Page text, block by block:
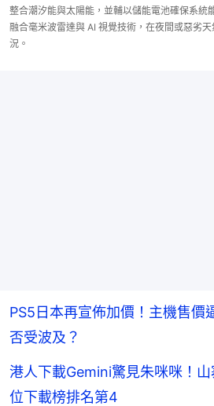
整合潮汐能與太陽能，並輔以儲能電池確保系統
融合毫米波雷達與 AI 視覺技術，在夜間或惡劣
況。
PS5日本再宣佈加價！主機售價
否受波及？
港人下載Gemini驚見朱咪咪！
位下載榜排名第4